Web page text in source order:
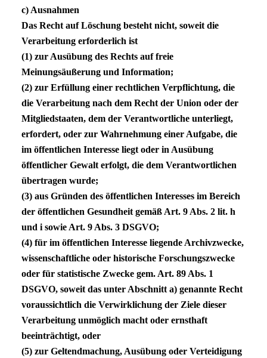
c) Ausnahmen
Das Recht auf Löschung besteht nicht, soweit die
Verarbeitung erforderlich ist
(1) zur Ausübung des Rechts auf freie
Meinungsäußerung und Information;
(2) zur Erfüllung einer rechtlichen Verpflichtung, die
die Verarbeitung nach dem Recht der Union oder der
Mitgliedstaaten, dem der Verantwortliche unterliegt,
erfordert, oder zur Wahrnehmung einer Aufgabe, die
im öffentlichen Interesse liegt oder in Ausübung
öffentlicher Gewalt erfolgt, die dem Verantwortlichen
übertragen wurde;
(3) aus Gründen des öffentlichen Interesses im Bereich
der öffentlichen Gesundheit gemäß Art. 9 Abs. 2 lit. h
und i sowie Art. 9 Abs. 3DSGVO;
(4) für im öffentlichen Interesse liegende Archivzwecke,
wissenschaftliche oder historische Forschungszwecke
oder für statistische Zwecke gem. Art. 89 Abs. 1
DSGVO, soweit das unter Abschnitt a) genannte Recht
voraussichtlich die Verwirklichung der Ziele dieser
Verarbeitung unmöglich macht oder ernsthaft
beeinträchtigt, oder
(5) zur Geltendmachung, Ausübung oder Verteidigung